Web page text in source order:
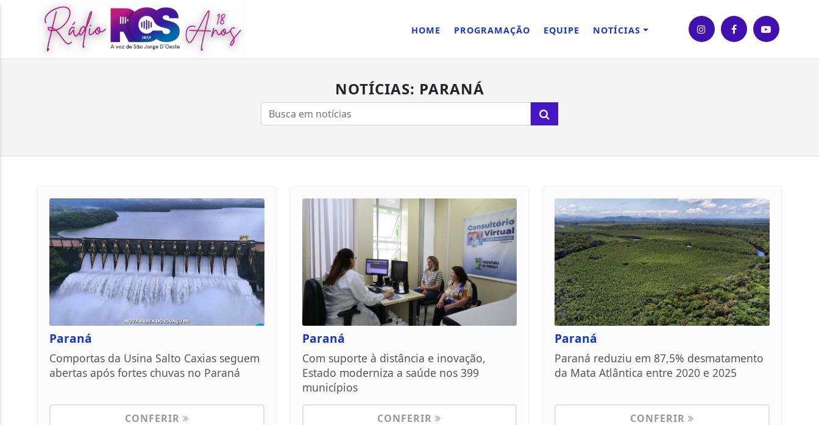
HOME PROGRAMAÇÃO EQUIPE NOTÍCIAS
NOTÍCIAS: PARANÁ
Paraná
Comportas da Usina Salto Caxias seguem
abertas após fortes chuvas no Paraná
CONFERIR
Paraná
Com suporte à distância e inovação,
Estado moderniza a saúde nos 399
municípios
CONFERIR
Paraná
Paraná reduziu em 87,5% desmatamento
da Mata Atlântica entre 2020 e 2025
CONFERIR